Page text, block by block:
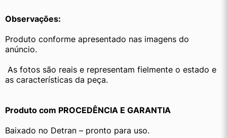
Observações:
Produto conforme apresentado nas imagens do
anúncio.
as características da peça.
Produto com PROCEDÊNCIA E GARANTIA
Baixado no Detran – pronto para uso.